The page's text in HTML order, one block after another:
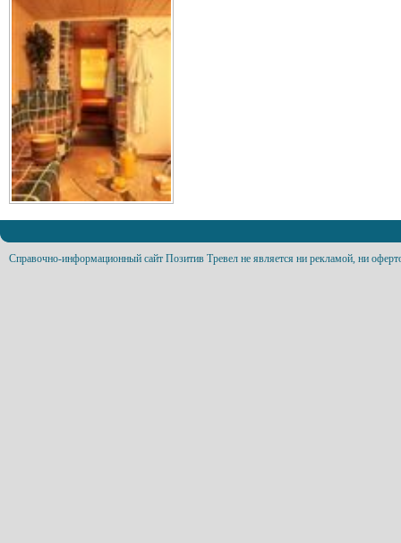
Справочно-информационный сайт Позитив Тревел не является ни рекламой, ни